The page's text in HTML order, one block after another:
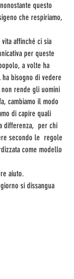
questo
che respiriamo,
affinché ci sia
per queste
a volte ha
bisogno di vedere
rende gli uomini
cambiamo il modo
di capire quali
differenza,  per chi
secondo le  regole
come modello
aiuto.
si dissangua